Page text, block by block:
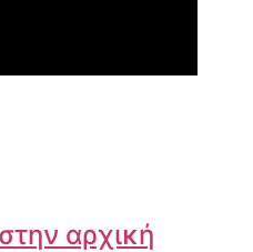
αρχική